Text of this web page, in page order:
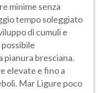
minime senza
tempo soleggiato
di cumuli e
pianura bresciana.
elevate e fino a
Mar Ligure poco